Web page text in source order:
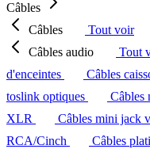
Câbles
Câbles
Tout voir
Câbles audio
Tout
d'enceintes
Câbles
toslink optiques
Câbles
XLR
Câbles mini jack
RCA/Cinch
Câbles